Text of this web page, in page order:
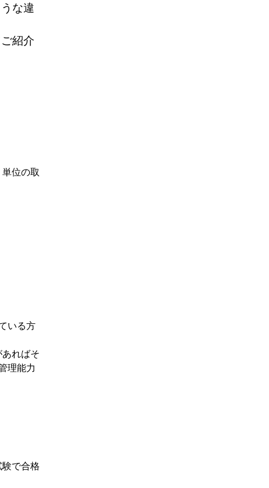
な違
紹介
位の取
いる方
ればそ
理能力
で合格